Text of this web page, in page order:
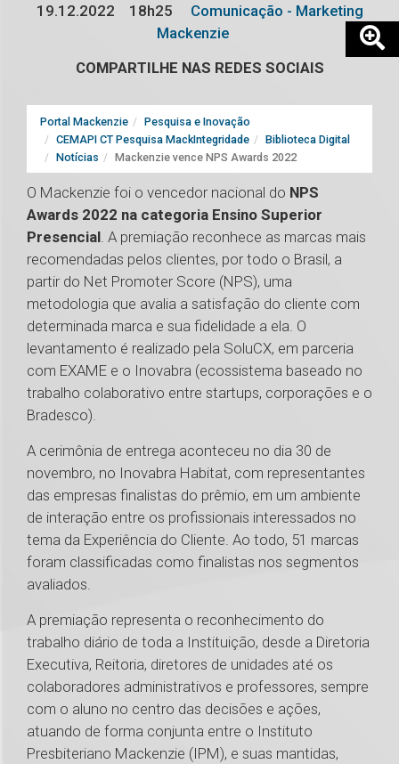
19.12.2022
18h25
Comunicação - Marketing
Mackenzie
COMPARTILHE NAS REDES SOCIAIS
Portal Mackenzie
Pesquisa e Inovação
CEMAPI CT Pesquisa MackIntegridade
Biblioteca Digital
Notícias
Mackenzie vence NPS Awards 2022
O Mackenzie foi o vencedor nacional do NPS
Awards 2022 na categoria Ensino Superior
Presencial. A premiação reconhece as marcas mais
recomendadas pelos clientes, por todo o Brasil, a
partir do Net Promoter Score (NPS), uma
metodologia que avalia a satisfação do cliente com
determinada marca e sua fidelidade a ela. O
levantamento é realizado pela SoluCX, em parceria
com EXAME e o Inovabra (ecossistema baseado no
trabalho colaborativo entre startups, corporações e o
Bradesco).
A cerimônia de entrega aconteceu no dia 30 de
novembro, no Inovabra Habitat, com representantes
das empresas finalistas do prêmio, em um ambiente
de interação entre os profissionais interessados no
tema da Experiência do Cliente. Ao todo, 51 marcas
foram classificadas como finalistas nos segmentos
avaliados.
A premiação representa o reconhecimento do
trabalho diário de toda a Instituição, desde a Diretoria
Executiva, Reitoria, diretores de unidades até os
colaboradores administrativos e professores, sempre
com o aluno no centro das decisões e ações,
atuando de forma conjunta entre o Instituto
Presbiteriano Mackenzie (IPM), e suas mantidas,